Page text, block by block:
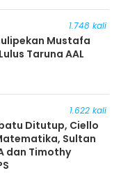
1.748 kali
Mustafa
Taruna AAL
1.622 kali
Ditutup, Ciello
Sultan
dan Timothy